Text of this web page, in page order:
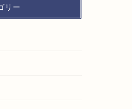
リー